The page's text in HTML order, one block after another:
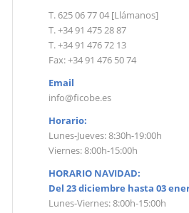
T. 625 06 77 04 [Llámanos]
T. +34 91 475 28 87
T. +34 91 476 72 13
Fax: +34 91 476 50 74
Email
info@ficobe.es
Horario:
Lunes-Jueves: 8:30h-19:00h
Viernes: 8:00h-15:00h
HORARIO NAVIDAD:
Del 23 diciembre hasta 03
Lunes-Viernes: 8:00h-15:00h